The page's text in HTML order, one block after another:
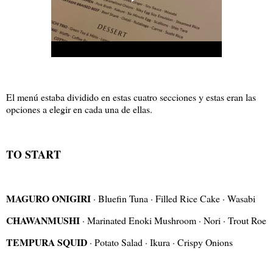
El menú estaba dividido en estas cuatro secciones y estas eran las
opciones a elegir en cada una de ellas.
TO START
MAGURO ONIGIRI · Bluefin Tuna · Filled Rice Cake · Wasabi
CHAWANMUSHI · Marinated Enoki Mushroom · Nori · Trout Roe
TEMPURA SQUID · Potato Salad · Ikura · Crispy Onions